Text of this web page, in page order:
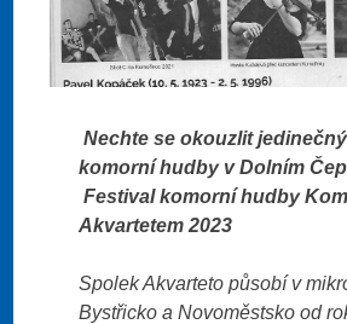
​Nechte se okouzlit
komorní hudby v Dolním
Festival komorní hudby
Akvartetem 2023
Spolek Akvarteto působí v
Bystřicko a Novoměstsko od